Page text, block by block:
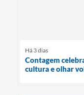
Há 3 dias
Contagem
cultura e olhar